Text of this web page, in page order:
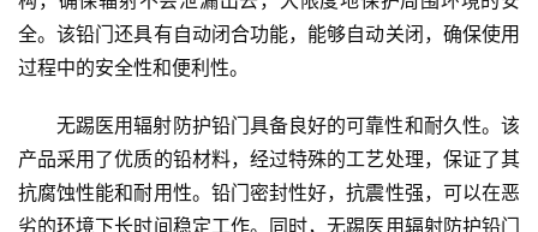
全。该铅门还具有自动闭合功能，能够自动关闭，确保使用
过程中的安全性和便利性。
无踢医用辐射防护铅门具备良好的可靠性和耐久性。该
产品采用了优质的铅材料，经过特殊的工艺处理，保证了其
抗腐蚀性能和耐用性。铅门密封性好，抗震性强，可以在恶
劣的环境下长时间稳定工作。同时，无踢医用辐射防护铅门